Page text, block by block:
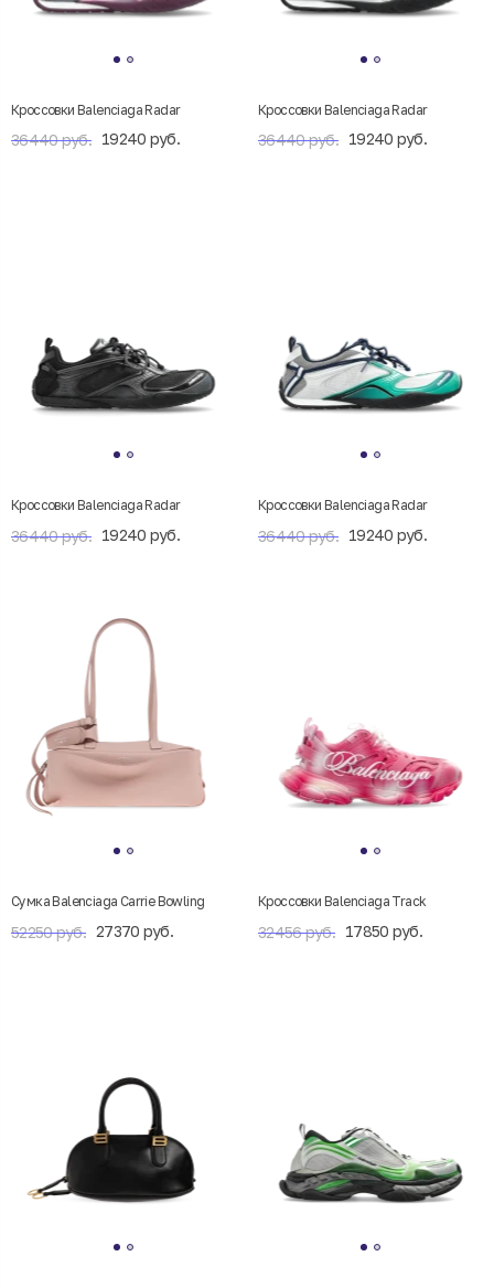
Кроссовки Balenciaga Radar
36440 руб. 19240 руб.
Кроссовки Balenciaga Radar
36440 руб. 19240 руб.
Кроссовки Balenciaga Radar
36440 руб. 19240 руб.
Кроссовки Balenciaga Radar
36440 руб. 19240 руб.
Сумка Balenciaga Carrie Bowling
52250 руб. 27370 руб.
Кроссовки Balenciaga Track
32456 руб. 17850 руб.